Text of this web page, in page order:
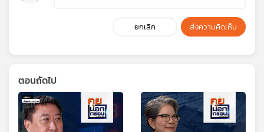
ยกเลิก ส่งความคิดเห็น
ตอนถัดไป